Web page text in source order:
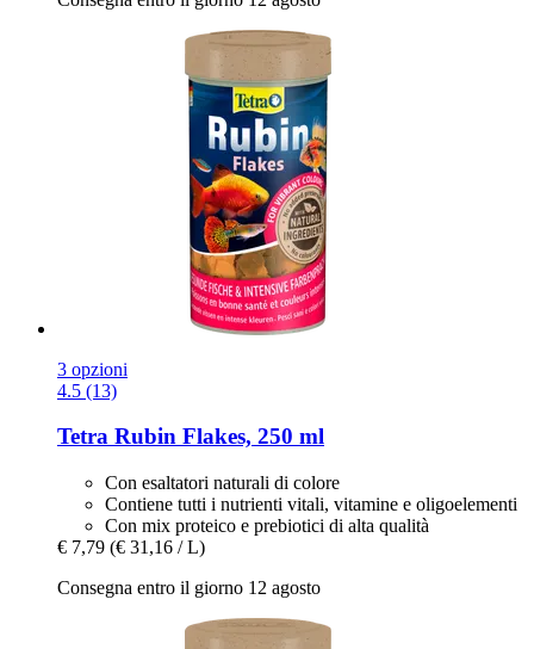
3 opzioni
4.5 (13)
Tetra Rubin Flakes, 250 ml
Con esaltatori naturali di colore
Contiene tutti i nutrienti vitali, vitamine e oligoelementi
Con mix proteico e prebiotici di alta qualità
€ 7,79 (€ 31,16 / L)
Consegna entro il giorno 12 agosto